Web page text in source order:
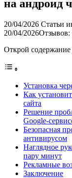
на андроид
20/04/2026 Статьи
20/04/2026Отзывов:
Открой содержание
Установка
Как
сайта
Решение
Google-
Безопасная
антивирусом
Наглядное
пару минут
Рекламные
Заключение